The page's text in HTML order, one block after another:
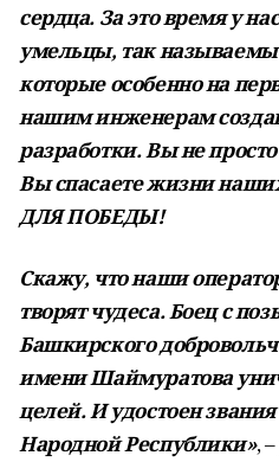
сердца. За это время у
умельцы, так
которые особенно на
нашим инженерам
разработки. Вы не
Вы спасаете жизни
ДЛЯ ПОБЕДЫ!
Скажу, что наши
творят чудеса. Боец с
Башкирского
имени Шаймуратова
целей. И удостоен
Народной Республики»,